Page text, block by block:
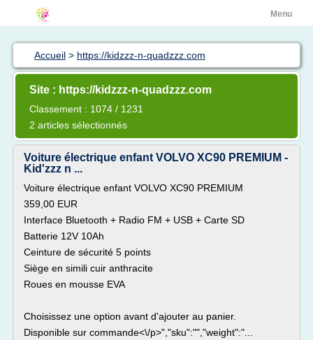
Menu
Accueil > https://kidzzz-n-quadzzz.com
Site : https://kidzzz-n-quadzzz.com
Classement : 1074 / 1231
2 articles sélectionnés
Voiture électrique enfant VOLVO XC90 PREMIUM -
Kid'zzz n ...
Voiture électrique enfant VOLVO XC90 PREMIUM
359,00 EUR
Interface Bluetooth + Radio FM + USB + Carte SD
Batterie 12V 10Ah
Ceinture de sécurité 5 points
Siège en simili cuir anthracite
Roues en mousse EVA
Choisissez une option avant d'ajouter au panier.
Disponible sur commande<\/p>","sku":"","weight":"...